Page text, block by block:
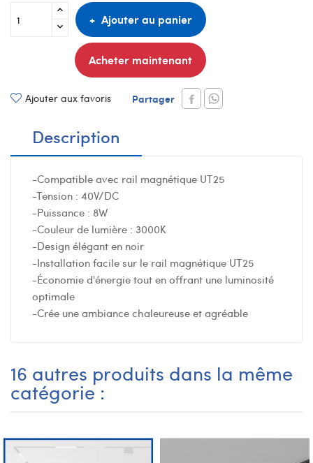
Ajouter au panier
Acheter maintenant
Ajouter aux favoris Partager
Description
-Compatible avec rail magnétique UT25
-Tension : 40V/DC
-Puissance : 8W
-Couleur de lumière : 3000K
-Design élégant en noir
-Installation facile sur le rail magnétique UT25
-Économie d'énergie tout en offrant une luminosité
optimale
-Crée une ambiance chaleureuse et agréable
16 autres produits dans la même
catégorie :